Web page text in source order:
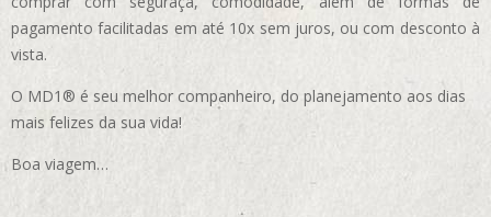
pagamento facilitadas em até 10x sem juros, ou com desconto à
vista.
O MD1® é seu melhor companheiro, do planejamento aos dias
mais felizes da sua vida!
Boa viagem…